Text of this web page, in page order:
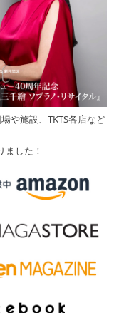
や施設、TKTS各店など
ました！